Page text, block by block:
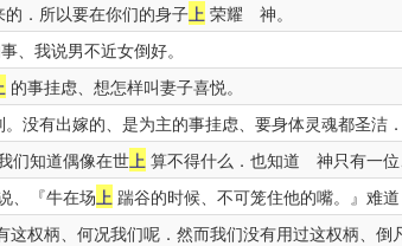
．所以要在你们的身子上 荣耀 神。
、我说男不近女倒好。
的事挂虑、想怎样叫妻子喜悦。
没有出嫁的、是为主的事挂虑、要身体灵魂都圣洁
们知道偶像在世上 算不得什么．也知道 神只有一
、『牛在场上 踹谷的时候、不可笼住他的嘴。』难
这权柄、何况我们呢．然而我们没有用过这权柄、倒